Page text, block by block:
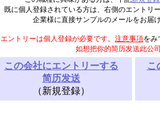
既に個人登録されている方は、右側のエントリ
企業様に直接サンプルのメールをお届
エントリーは個人登録が必要です。 注意事項をみ
如想把你的简历发送此公
この会社にエントリーする
简历发送
（新規登録）
こ